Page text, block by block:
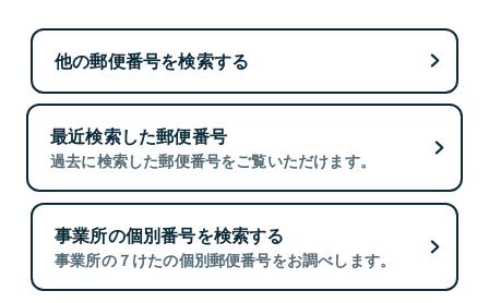
他の郵便番号を検索する
最近検索した郵便番号
過去に検索した郵便番号をご覧いただけます。
事業所の個別番号を検索する
事業所の７けたの個別郵便番号をお調べします。